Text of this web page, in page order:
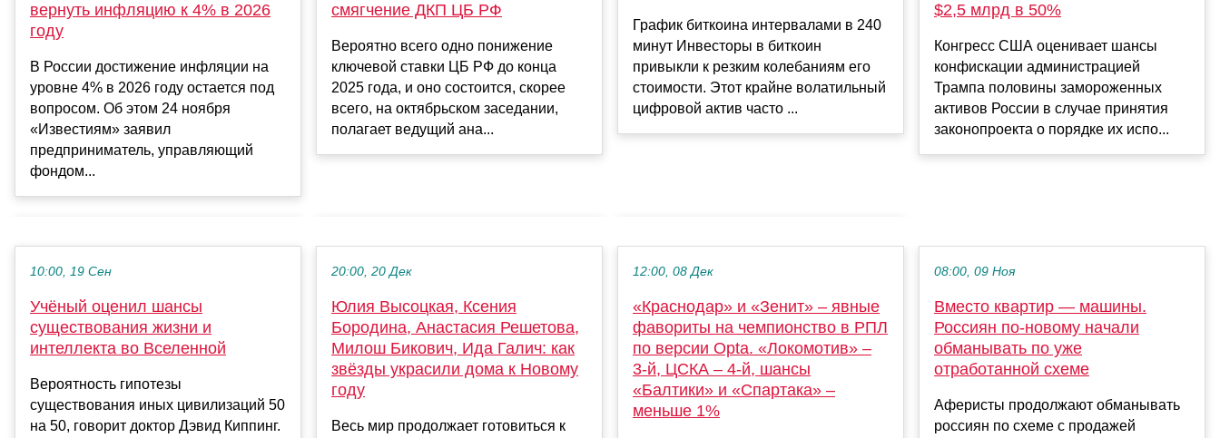
вернуть инфляцию к 4% в 2026
году
В России достижение инфляции на
уровне 4% в 2026 году остается под
вопросом. Об этом 24 ноября
«Известиям» заявил
предприниматель, управляющий
фондом...
смягчение ДКП ЦБ РФ
Вероятно всего одно понижение
ключевой ставки ЦБ РФ до конца
2025 года, и оно состоится, скорее
всего, на октябрьском заседании,
полагает ведущий ана...
График биткоина интервалами в 240
минут Инвесторы в биткоин
привыкли к резким колебаниям его
стоимости. Этот крайне волатильный
цифровой актив часто ...
$2,5 млрд в 50%
Конгресс США оценивает шансы
конфискации администрацией
Трампа половины замороженных
активов России в случае принятия
законопроекта о порядке их испо...
10:00, 19 Сен
Учёный оценил шансы
существования жизни и
интеллекта во Вселенной
Вероятность гипотезы
существования иных цивилизаций 50
на 50, говорит доктор Дэвид Киппинг.
20:00, 20 Дек
Юлия Высоцкая, Ксения
Бородина, Анастасия Решетова,
Милош Бикович, Ида Галич: как
звёзды украсили дома к Новому
году
Весь мир продолжает готовиться к
12:00, 08 Дек
«Краснодар» и «Зенит» – явные
фавориты на чемпионство в РПЛ
по версии Opta. «Локомотив» –
3-й, ЦСКА – 4-й, шансы
«Балтики» и «Спартака» –
меньше 1%
08:00, 09 Ноя
Вместо квартир — машины.
Россиян по-новому начали
обманывать по уже
отработанной схеме
Аферисты продолжают обманывать
россиян по схеме с продажей